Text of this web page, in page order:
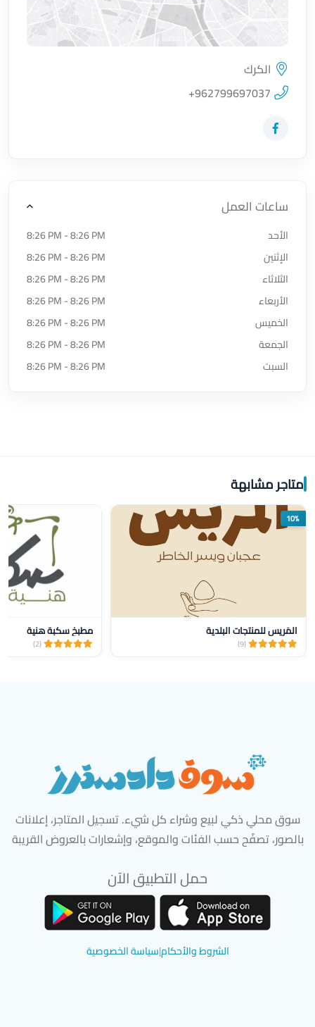
اضغط لتحميل الموقع
الكرك
+962799697037
زيارة حساب المتجر على Facebook-f
ساعات العمل
الأحد
8:26 PM - 8:26 PM
الإثنين
8:26 PM - 8:26 PM
الثلاثاء
8:26 PM - 8:26 PM
الأربعاء
8:26 PM - 8:26 PM
الخميس
8:26 PM - 8:26 PM
الجمعة
8:26 PM - 8:26 PM
السبت
8:26 PM - 8:26 PM
متاجر مشابهة
10%
المَريس للمنتجات البلدية
(9)
مطبخ سكبة هنية
(2)
سوق محلي ذكي لبيع وشراء كل شيء. تسجيل المتاجر، إعلانات
بالصور، تصفّح حسب الفئات والموقع، وإشعارات بالعروض القريبة
حمل التطبيق الآن
الشروط والأحكام|سياسة الخصوصية